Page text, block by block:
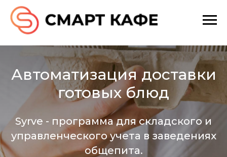
Автоматизация доставки
готовых блюд
Syrve - программа для складского и
управленческого учета в заведениях
общепита.